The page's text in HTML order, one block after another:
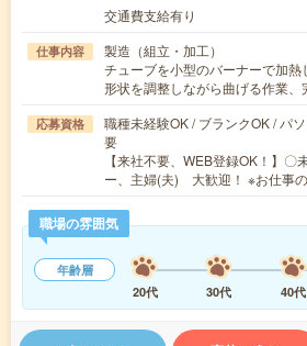
交通費支給有り
仕事内容
製造（組立・加工）
チューブを小型のバーナーで加熱
形状を調整しながら曲げる作業
応募資格
職種未経験OK / ブランクOK / パ
要
【来社不要、WEB登録OK！】〇
ー、主婦(夫) 大歓迎！ ※お仕事
職場の雰囲気
年齢層
20代
30代 40代